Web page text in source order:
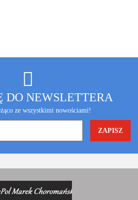
DO NEWSLETTERA
ze wszystkimi nowościami!